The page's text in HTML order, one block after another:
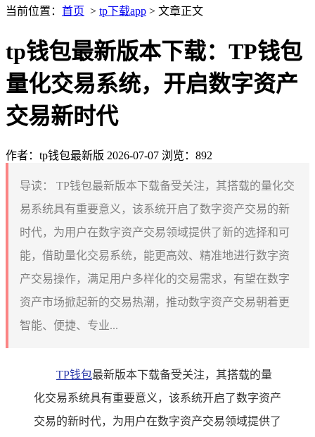
当前位置： 首页 > tp下载app > 文章正文
tp钱包最新版本下载：TP钱包
量化交易系统，开启数字资产
交易新时代
作者：tp钱包最新版 2026-07-07 浏览：892
导读：
TP钱包最新版本下载备受关注，其搭载的量化交
易系统具有重要意义，该系统开启了数字资产交易的新
时代，为用户在数字资产交易领域提供了新的选择和可
能，借助量化交易系统，能更高效、精准地进行数字资
产交易操作，满足用户多样化的交易需求，有望在数字
资产市场掀起新的交易热潮，推动数字资产交易朝着更
智能、便捷、专业...
TP钱包最新版本下载备受关注，其搭载的量
化交易系统具有重要意义，该系统开启了数字资产
交易的新时代，为用户在数字资产交易领域提供了